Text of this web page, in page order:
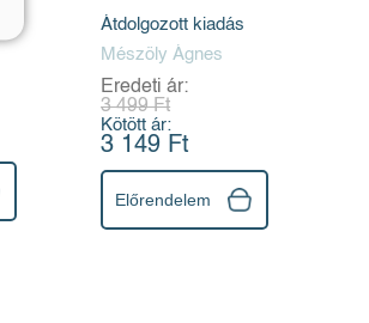
Átdolgozott kiadás
Mészöly Ágnes
Eredeti ár:
3 499 Ft
Kötött ár:
3 149 Ft
Előrendelem